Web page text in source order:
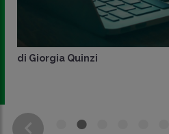
CONDIVIDI
di Giorgia Quinzi